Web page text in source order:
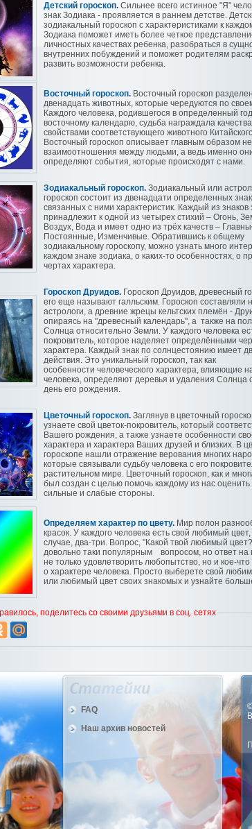
Детский гороскоп. Сильнее всего истинное "Я"
знак Зодиака - проявляется в раннем детстве.
зодиакальный гороскоп с характеристиками к
Зодиака поможет иметь более четкое
личностных качествах ребенка, разобраться в
внутренних побуждений и поможет родителям
развить возможности ребенка.
Восточный гороскоп. Восточный гороскоп
двенадцать животных, которые чередуются по
Каждого человека, родившегося в определенный
восточному календарю, судьба награждала
свойствами соответствующего животного
Восточный гороскоп описывает главным образом
взаимоотношения между людьми, а ведь именно
определяют события, которые происходят с нами.
Зодиакальный гороскоп. Зодиакальный или
гороскоп состоит из двенадцати определенных
связанных с ними характеристик. Каждый из знаков
принадлежит к одной из четырех стихий – Огонь,
Воздух, Вода и имеет одно из трёх качеств –
Постоянные, Изменчивые. Обратившись к общему
зодиакальному гороскопу, можно узнать много
каждом знаке зодиака, о каких-то особенностях, о
чертах характера.
Гороскоп Друидов. Гороскоп Друидов, древесный
его еще называют галльским. Гороскоп составляли
астрологи, а древние жрецы кельтских племён -
опираясь на "древесный календарь", а также на
Солнца относительно Земли. У каждого человека
покровитель, которое наделяет определёнными
характера. Каждый знак по солнцестоянию имеет
действия. Это уникальный гороскоп, так как
особенности человеческого характера, влияющие
человека, определяют деревья и удаления Солнца
день его рождения.
Цветочный гороскоп. Заглянув в цветочный
узнаете свой цветок-покровитель, который
Вашего рождения, а также узнаете особенности
характера и характера Ваших друзей и близких. В
гороскопе нашли отражение верования многих
которые связывали судьбу человека с его
растительном мире. Цветочный гороскоп, как и
был создан с целью помочь каждому из нас оценить
сильные и слабые стороны.
Определяем характер по цвету. Мир полон
красок. У каждого человека есть свой любимый
случае, два-три. Вопрос, "Какой твой любимый
довольно таки популярным вопросом, но ответ на
не только удовлетворить любопытство, но и кое-что
о характере человека. Просто выберете свой
или любимый цвет своих знакомых и узнайте
поделитесь со своими друзьями в соц. сетях
FAQ
Наш архив новостей